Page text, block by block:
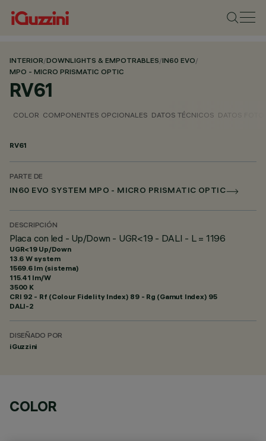
INTERIOR/DOWNLIGHTS & EMPOTRABLES/IN60 EVO/
MPO - MICRO PRISMATIC OPTIC
RV61
COLOR COMPONENTES OPCIONALES DATOS TÉCNICOS DATOS
RV61
PARTE DE
IN60 EVO SYSTEM MPO - MICRO PRISMATIC OPTIC
DESCRIPCIÓN
Placa con led - Up/Down - UGR<19 - DALI - L = 1196
UGR<19 Up/Down
13.6 W system
1569.6 lm (sistema)
115.41 lm/W
3500 K
CRI 92 - Rf (Colour Fidelity Index) 89 - Rg (Gamut Index) 95
DALI-2
DISEÑADO POR
iGuzzini
COLOR